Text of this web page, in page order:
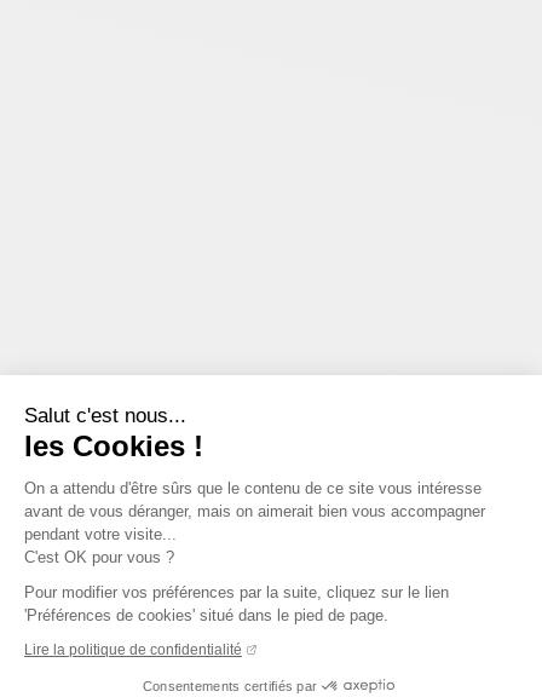
Salut c'est nous...
les Cookies !
On a attendu d'être sûrs que le contenu de ce site vous intéresse
avant de vous déranger, mais on aimerait bien vous accompagner
pendant votre visite...
C'est OK pour vous ?
Pour modifier vos préférences par la suite, cliquez sur le lien
'Préférences de cookies' situé dans le pied de page.
Lire la politique de confidentialité
Consentements certifiés par